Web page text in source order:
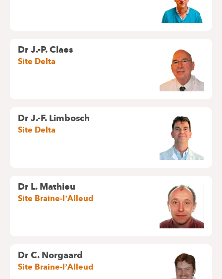
Dr J.-P. Claes
Site Delta
Dr J.-F. Limbosch
Site Delta
Dr L. Mathieu
Site Braine-l’Alleud
Dr C. Norgaard
Site Braine-l’Alleud